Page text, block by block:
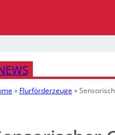
» Flurförderzeuge»